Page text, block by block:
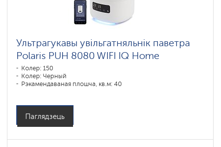
Ультрагукавы увільгатняльнік паветра
Polaris PUH 8080 WIFI IQ Home
Колер: 150
Колер: Черный
Рэкамендаваная плошча, кв.м: 40
Паглядзець